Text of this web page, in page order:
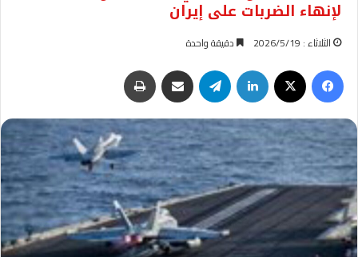
لإنهاء الضربات على إيران
الثلاثاء : 2026/5/19 دقيقة واحدة
فيسبوك لينكدإن تيلقرام مشاركة عبر البريد